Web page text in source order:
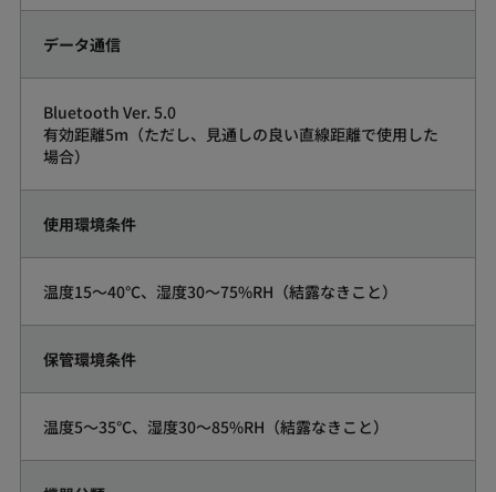
データ通信
Bluetooth Ver. 5.0
有効距離5m（ただし、見通しの良い直線距離で使用した
場合）
使用環境条件
温度15～40°C、湿度30～75%RH（結露なきこと）
保管環境条件
温度5～35°C、湿度30～85%RH（結露なきこと）